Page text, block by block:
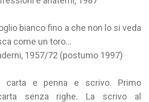
bianco fino a che non lo si veda
come un toro...
1957/72 (postumo 1997)
carta e penna e scrivo. Primo
senza righe. La scrivo al